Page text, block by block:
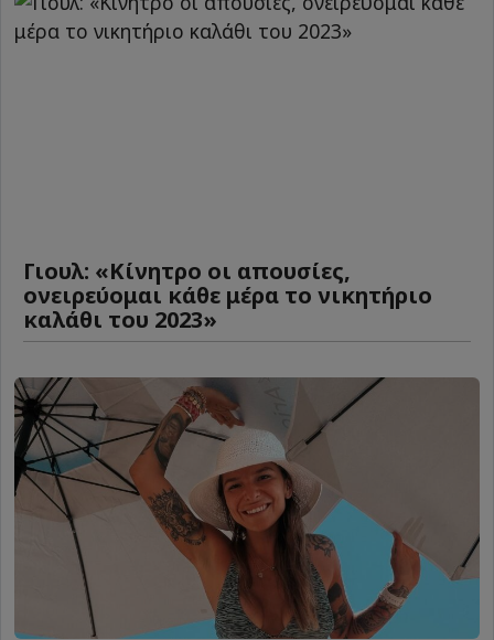
Γιουλ: «Κίνητρο οι απουσίες,
ονειρεύομαι κάθε μέρα το νικητήριο
καλάθι του 2023»